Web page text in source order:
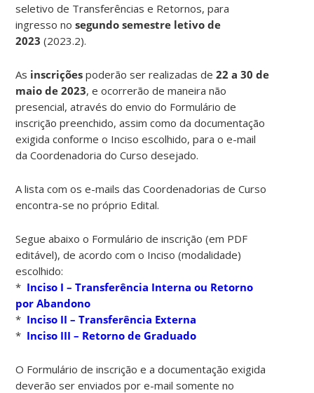
seletivo de Transferências e Retornos, para
ingresso nosegundo semestre letivo de
2023(2023.2).
As inscrições poderão ser realizadas de22 a 30 de
maio de 2023, e ocorrerão de maneira não
presencial, através do envio do Formulário de
inscrição preenchido, assim como da documentação
exigida conforme o Inciso escolhido, para o e-mail
da Coordenadoria do Curso desejado.
A lista com os e-mails das Coordenadorias de Curso
encontra-se no próprio Edital.
Segue abaixo o Formulário de inscrição (em PDF
editável), de acordo com o Inciso (modalidade)
escolhido:
* Inciso I – Transferência Interna ou Retorno
por Abandono
* Inciso II – Transferência Externa
* Inciso III – Retorno de Graduado
O Formulário de inscrição e a documentação exigida
deverão ser enviados por e-mail somente no